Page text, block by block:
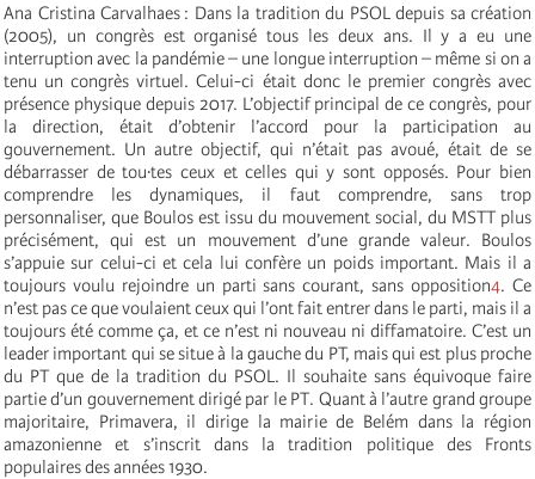
Ana Cristina Carvalhaes : Dans la tradition du PSOL depuis sa création
(2005), un congrès est organisé tous les deux ans. Il y a eu une
interruption avec la pandémie – une longue interruption – même si on a
tenu un congrès virtuel. Celui-ci était donc le premier congrès avec
présence physique depuis 2017. L’objectif principal de ce congrès, pour
la direction, était d’obtenir l’accord pour la participation au
gouvernement. Un autre objectif, qui n’était pas avoué, était de se
débarrasser de tou·tes ceux et celles qui y sont opposés. Pour bien
comprendre les dynamiques, il faut comprendre, sans trop
personnaliser, que Boulos est issu du mouvement social, du MSTT plus
précisément, qui est un mouvement d’une grande valeur. Boulos
s’appuie sur celui-ci et cela lui confère un poids important. Mais il a
toujours voulu rejoindre un parti sans courant, sans opposition4. Ce
n’est pas ce que voulaient ceux qui l’ont fait entrer dans le parti, mais il a
toujours été comme ça, et ce n’est ni nouveau ni diffamatoire. C’est un
leader important qui se situe à la gauche du PT, mais qui est plus proche
du PT que de la tradition du PSOL. Il souhaite sans équivoque faire
partie d’un gouvernement dirigé par le PT. Quant à l’autre grand groupe
majoritaire, Primavera, il dirige la mairie de Belém dans la région
amazonienne et s’inscrit dans la tradition politique des Fronts
populaires des années 1930.